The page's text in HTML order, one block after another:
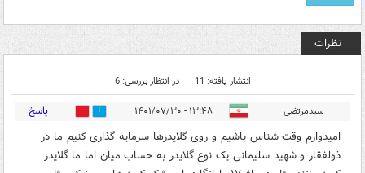
نظرات
انتشار یافته: 11 در انتظار بررسی: 6
سیدمرتضی ۱۳:۴۸ - ۱۴۰۱/۰۷/۳۰ 2 پاسخ
امیدوارم وقت شناس باشیم و روی گلایدرها سرمایه گذاری کنیم ما در
ذولفقار و شهید سلیمانی یک نوع گلایدر به حساب میان اما ما گلایدر